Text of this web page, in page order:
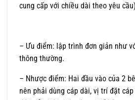
cung cấp với chiều dài theo yêu cầu)
– Ưu điểm: lập trình đơn giản như
thông thường.
– Nhược điểm: Hai đầu vào của 2
nên phải dùng cáp dài, vị trí đặt